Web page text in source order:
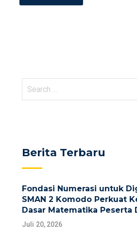
Search
Berita Terbaru
Fondasi Numerasi untuk
SMAN 2 Komodo Perkuat
Dasar Matematika Peserta
Juli 20, 2026